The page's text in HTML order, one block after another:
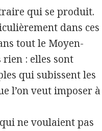
qui se produit.
dans ces
tout le Moyen-
rien : elles sont
qui subissent les
l’on veut imposer à
ne voulaient pas